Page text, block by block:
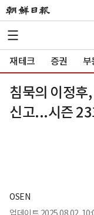
재테크 증권 부
침묵의 이정후
신고...시즌
OSEN